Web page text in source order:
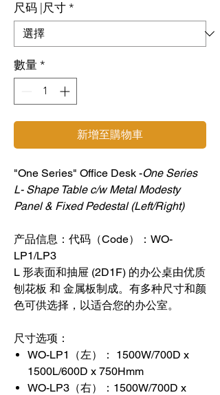
尺码 |尺寸 *
數量 *
新增至購物車
"One Series" Office Desk -One Series
L- Shape Table c/w Metal Modesty
Panel & Fixed Pedestal (Left/Right)
产品信息：代码（Code）：WO-
LP1/LP3
L 形表面和抽屉 (2D1F) 的办公桌由优质
刨花板 和 金属板制成。有多种尺寸和颜
色可供选择，以适合您的办公室。
尺寸选项：
WO-LP1（左）： 1500W/700D x
1500L/600D x 750Hmm
WO-LP3（右）：1500W/700D x